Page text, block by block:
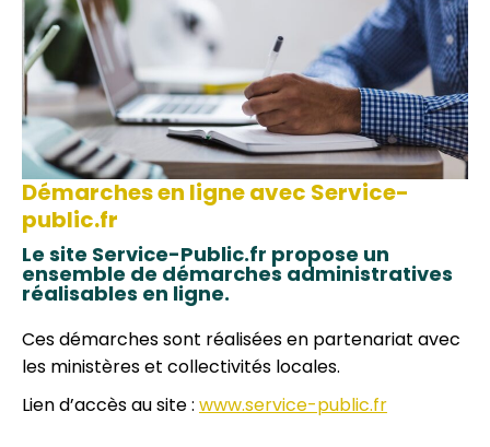
Démarches en ligne avec Service-
public.fr
Le site Service-Public.fr propose un
ensemble de démarches administratives
réalisables en ligne.
Ces démarches sont réalisées en partenariat avec
les ministères et collectivités locales.
Lien d’accès au site : www.service-public.fr